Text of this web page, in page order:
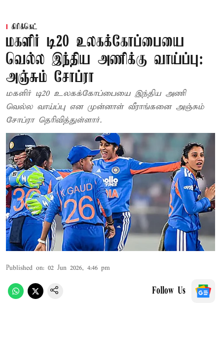
கிரிக்கெட்
மகளிர் டி20 உலகக்கோப்பையை
வெல்ல இந்திய அணிக்கு வாய்ப்பு:
அஞ்சும் சோப்ரா
மகளிர் டி20 உலகக்கோப்பையை இந்திய அணி
வெல்ல வாய்ப்பு என முன்னாள் வீராங்கனை அஞ்சும்
சோப்ரா தெரிவித்துள்ளார்.
Published on: 02 Jun 2026, 4:46 pm
Follow Us